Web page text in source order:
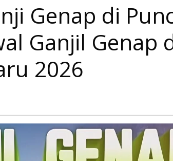
Genap di
Ganjil Genap
2026